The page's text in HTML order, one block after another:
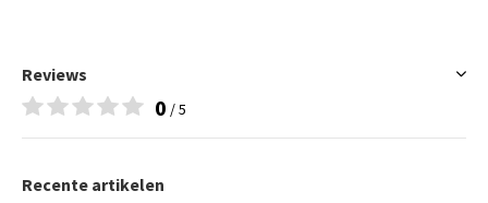
Reviews
0 / 5
Recente artikelen